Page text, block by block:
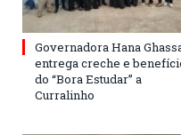
Governadora Hana
entrega creche e
do “Bora Estudar” a
Curralinho